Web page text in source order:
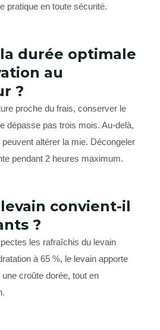
pratique en toute sécurité.
durée optimale
au
?
proche du frais, conserver le
dépasse pas trois mois. Au-delà,
altérer la mie. Décongeler
pendant 2 heures maximum.
convient-il
?
les rafraîchis du levain
à 65 %, le levain apporte
croûte dorée, tout en